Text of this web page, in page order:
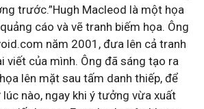
trước.”Hugh Macleod là một họa
cáo và vẽ tranh biếm họa. Ông
năm 2001, đưa lên cả tranh
viết của mình. Ông đã sáng tạo ra
lên mặt sau tấm danh thiếp, để
nào, ngay khi ý tưởng vừa xuất